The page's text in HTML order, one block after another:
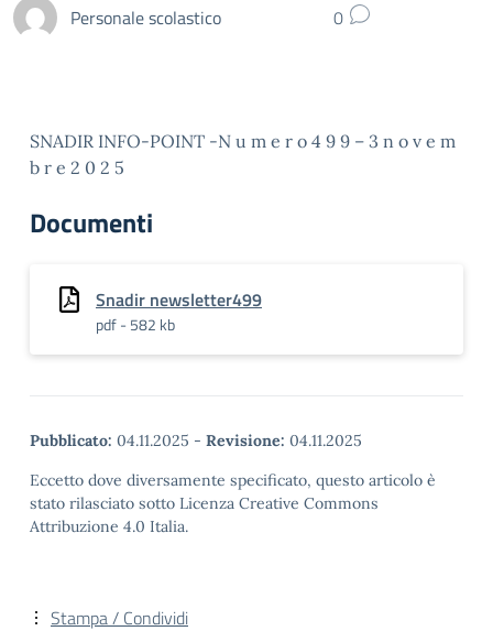
Personale scolastico 0
SNADIR INFO-POINT -N u m e r o 4 9 9 – 3 n o v e m
b r e 2 0 2 5
Documenti
Snadir newsletter499
pdf - 582 kb
Pubblicato: 04.11.2025 - Revisione: 04.11.2025
Eccetto dove diversamente specificato, questo articolo è
stato rilasciato sotto Licenza Creative Commons
Attribuzione 4.0 Italia.
Stampa / Condividi